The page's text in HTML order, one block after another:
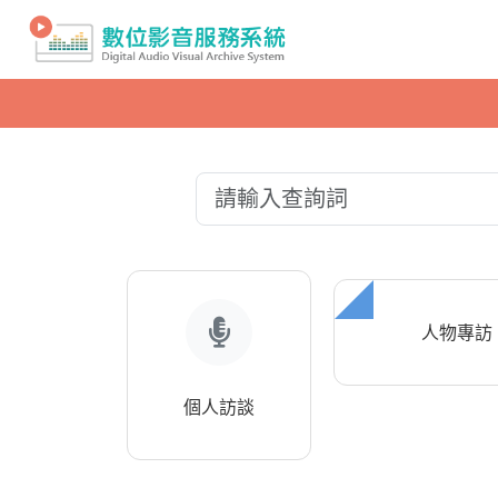
個人訪談
人物專訪